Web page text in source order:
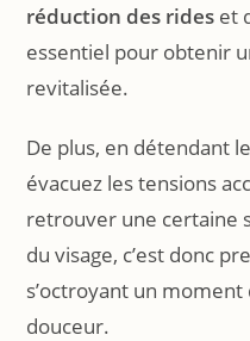
réduction des rides et
essentiel pour obtenir
revitalisée.
De plus, en détendant
évacuez les tensions
retrouver une certaine
du visage, c’est donc
s’octroyant un
douceur.